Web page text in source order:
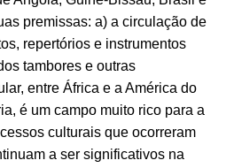
premissas: a) a circulação de
repertórios e instrumentos
tambores e outras
entre África e a América do
é um campo muito rico para a
culturais que ocorreram
a ser significativos na